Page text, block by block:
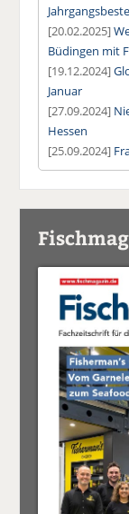
[20.02.2025]
Büdingen mit
[19.12.2024]
Januar
[27.09.2024]
Hessen
[25.09.2024]